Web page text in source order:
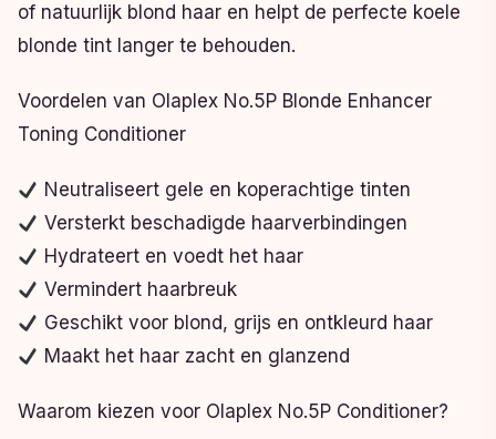
of natuurlijk blond haar en helpt de perfecte koele
blonde tint langer te behouden.
Voordelen van Olaplex No.5P Blonde Enhancer
Toning Conditioner
Neutraliseert gele en koperachtige tinten
Versterkt beschadigde haarverbindingen
Hydrateert en voedt het haar
Vermindert haarbreuk
Geschikt voor blond, grijs en ontkleurd haar
Maakt het haar zacht en glanzend
Waarom kiezen voor Olaplex No.5P Conditioner?